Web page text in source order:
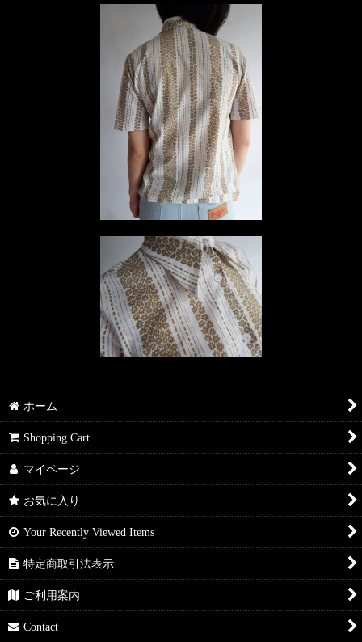
ホーム
Shopping Cart
マイページ
お気に入り
Your Recently Viewed Items
特定商取引法表示
ご利用案内
Contact